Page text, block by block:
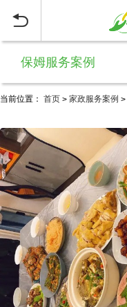

保姆服务案例
当前位置： 首页 > 家政服务案例 >